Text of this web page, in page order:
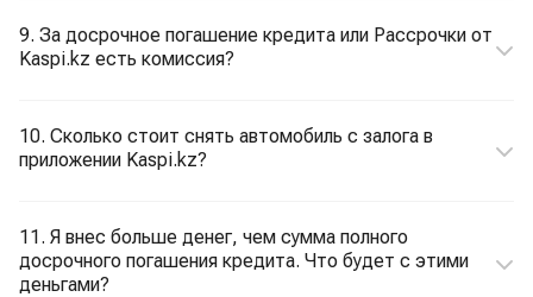
9. За досрочное погашение кредита или Рассрочки от
Kaspi.kz есть комиссия?
10. Сколько стоит снять автомобиль с залога в
приложении Kaspi.kz?
11. Я внес больше денег, чем сумма полного
досрочного погашения кредита. Что будет с этими
деньгами?